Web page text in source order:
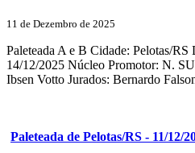
11 de Dezembro de 2025
Paleteada A e B Cidade: Pelotas/RS
14/12/2025 Núcleo Promotor: N.
Ibsen Votto Jurados: Bernardo
Paleteada de Pelotas/RS - 11/12/